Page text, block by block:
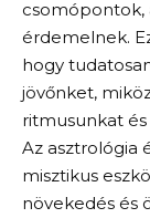
érdemelnek.
hogy
jövőnket,
ritmusunkat
Az asztrológia
misztikus
növekedés és